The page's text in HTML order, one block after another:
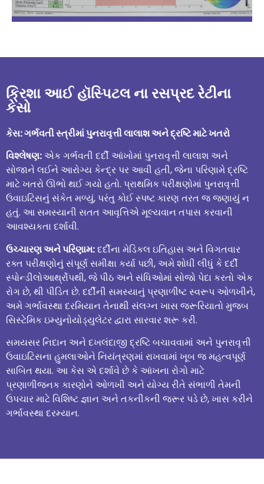
ક્રિશા આઈ હૉસ્પિટલ ના રસપ્રદ રેટીના
કેસો
કેસ: ગર્ભવતી સ્ત્રીમાં પુનરાવૃત્તી લાલાશ અને દ્રષ્ટિ માટે ખતરો
વિશ્લેષણ: એક ગર્ભવતી દર્દી આંખોમાં પુનરાવૃત્તી લાલાશ અને
સોજાને લઈને આરોગ્ય કેન્દ્ર પર આવી હતી, જેના પરિણામે દ્રષ્ટિ
માટે ખતરો ઊભો થઈ ગયો હતો. પ્રાથમિક પરીક્ષણોમાં પુનરાવૃત્તી
ઉવાઇટિસનું સંકેત મળ્યું, પરંતુ કોઈ સ્પષ્ટ કારણ તરત જ જણાયું ન
હતું. આ સમસ્યાની સતત આવૃત્તિએ મૂલ્યવાન તપાસ કરવાની
આવશ્યકતા દર્શાવી.
ઉચ્ચારણ અને પરિણામ:દર્દીના મેડિકલ ઇતિહાસ અને વિગતવાર
રક્ત પરીક્ષણોનું સંપૂર્ણ સમીક્ષા કર્યા પછી, અમે શોધી લીધું કે દર્દી
સ્પોન્ડીલોઆર્થ્રોપથી, જે પીઠ અને સંધિઓમાં સોજો પેદા કરતો એક
રોગ છે, થી પીડિત છે. દર્દીની સમસ્યાનું પ્રણાળીષ્ટ સ્વરૂપ ઓળખીને,
અમે ગર્ભાવસ્થા દરમિયાન તેનાથી સંલગ્ન ખાસ જરૂરિયાતો મુજબ
સિસ્ટેમિક ઇમ્યુનોયોડ્યુલેટર દ્વારા સારવાર શરૂ કરી.
સમયસર નિદાન અને દખલંદાજી દ્રષ્ટિ બચાવવામાં અને પુનરાવૃત્તી
ઉવાઇટિસના હુમલાઓને નિયંત્રણમાં રાખવામાં ખૂબ જ મહત્વપૂર્ણ
સાબિત થયા. આ કેસ એ દર્શાવે છે કે આંખના રોગો માટે
પ્રણાળીજનક કારણોને ઓળખી અને યોગ્ય રીતે સંભાળી તેમની
ઉપચાર માટે વિશિષ્ટ જ્ઞાન અને તકનીકની જરૂર પડે છે, ખાસ કરીને
ગર્ભાવસ્થા દરમ્યાન.